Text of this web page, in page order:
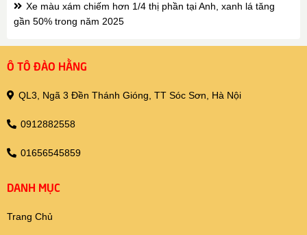
Xe màu xám chiếm hơn 1/4 thị phần tại Anh, xanh lá tăng
gần 50% trong năm 2025
Ô TÔ ĐÀO HẰNG
QL3, Ngã 3 Đền Thánh Gióng, TT Sóc Sơn, Hà Nội
0912882558
01656545859
DANH MỤC
Trang Chủ